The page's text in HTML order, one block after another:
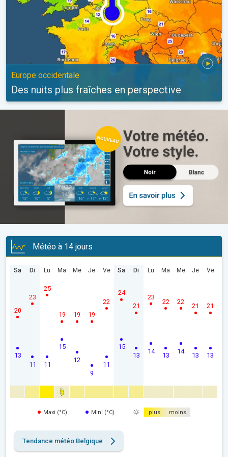
Europe occidentale
Des nuits plus fraîches en perspective
Météo à 14 jours
Sa
13
20
Di
11
23
Lu
11
25
Ma
15
19
Me
12
19
Je
9
19
Ve
11
22
Sa
15
24
Di
13
21
Lu
14
23
Ma
13
22
Me
14
22
Je
13
21
Ve
13
21
Maxi (°C) Mini (°C) plus moins
Tendance météo Belgique